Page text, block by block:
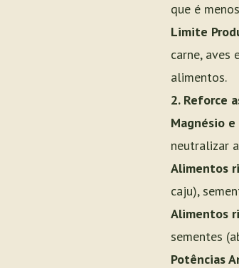
que é
Limite
carne, aves
alimentos.
2. Reforce
Magnésio
neutralizar
Alimentos
caju),
Alimentos
sementes
Potências